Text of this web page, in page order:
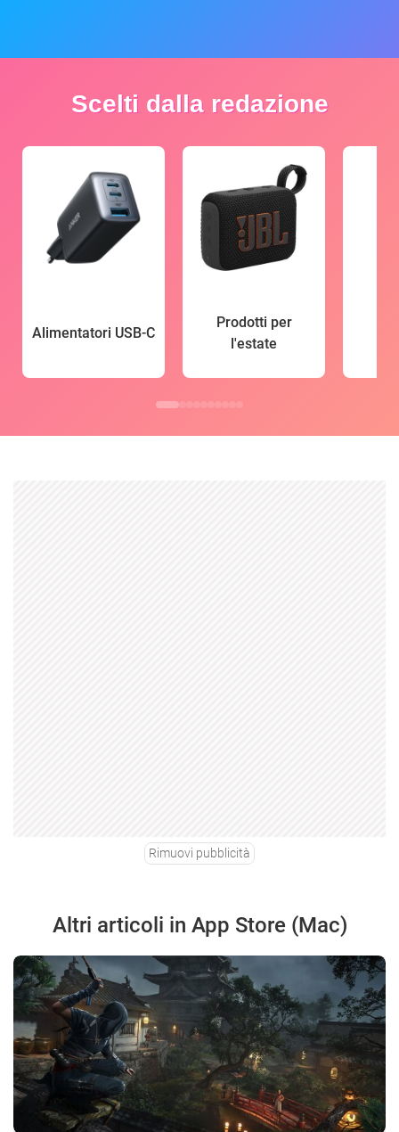
Scelti dalla redazione
Alimentatori USB-C
Prodotti per
l'estate
Rimuovi pubblicità
Altri articoli in App Store (Mac)